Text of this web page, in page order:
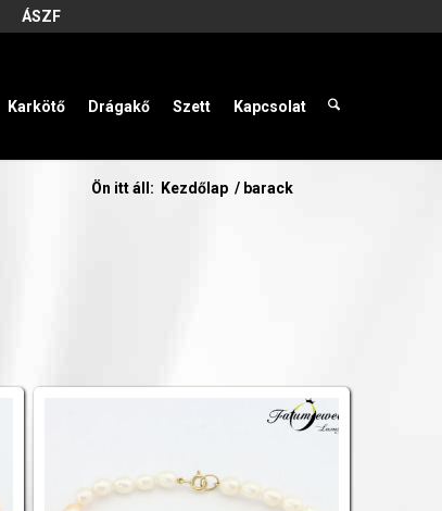
ÁSZF
Karkötő Drágakő Szett Kapcsolat
Ön itt áll: Kezdőlap / barack